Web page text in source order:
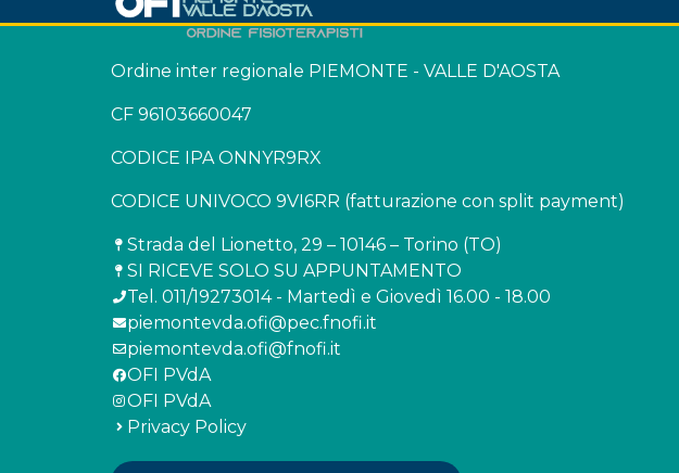
Ordine inter regionale PIEMONTE - VALLE D'AOSTA
CF 96103660047
CODICE IPA ONNYR9RX
CODICE UNIVOCO 9VI6RR (fatturazione con split payment)
Strada del Lionetto, 29 – 10146 – Torino (TO)
SI RICEVE SOLO SU APPUNTAMENTO
Tel. 011/19273014 - Martedì e Giovedì 16.00 - 18.00
piemontevda.ofi@pec.fnofi.it
piemontevda.ofi@fnofi.it
OFI PVdA
OFI PVdA
Privacy Policy